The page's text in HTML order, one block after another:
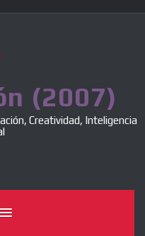
(2007)
Creatividad, Inteligencia